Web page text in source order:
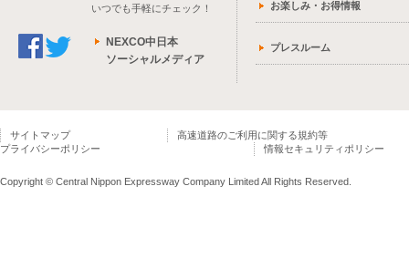
いつでも手軽にチェック！
NEXCO中日本
ソーシャルメディア
お楽しみ・お得情報
プレスルーム
サイトマップ
高速道路のご利用に関する規約等
プライバシーポリシー
情報セキュリティポリシー
Copyright © Central Nippon Expressway Company Limited All Rights Reserved.